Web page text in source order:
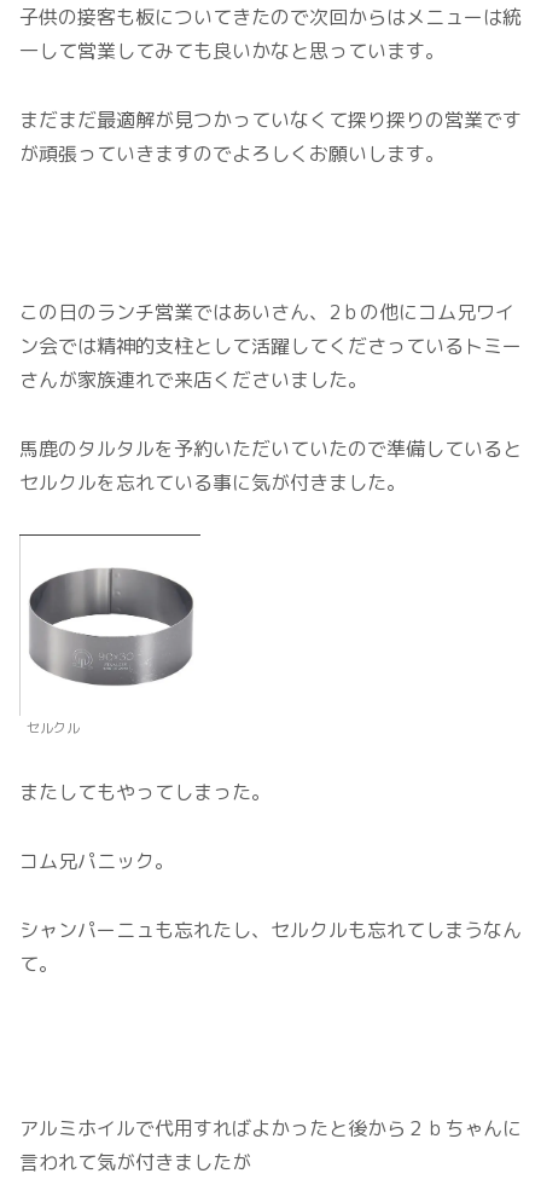
子供の接客も板についてきたので次回からはメニューは統
一して営業してみても良いかなと思っています。
まだまだ最適解が見つかっていなくて探り探りの営業です
が頑張っていきますのでよろしくお願いします。
この日のランチ営業ではあいさん、2ｂの他にコム兄ワイ
ン会では精神的支柱として活躍してくださっているトミー
さんが家族連れで来店くださいました。
馬鹿のタルタルを予約いただいていたので準備していると
セルクルを忘れている事に気が付きました。
セルクル
またしてもやってしまった。
コム兄パニック。
シャンパーニュも忘れたし、セルクルも忘れてしまうなん
て。
アルミホイルで代用すればよかったと後から２ｂちゃんに
言われて気が付きましたが